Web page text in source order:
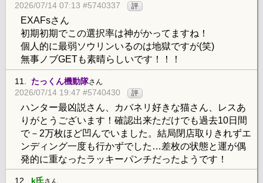
2026/07/14 07:13 #5740337 評
EXAFsさん
初期初期でこの選択率は神がかってますね！
個人的に最弱ソウリンいるのは地獄ですが(笑)
無事ノブGETも素晴らしいです！！！
11. たっくん機動隊さん
2026/07/14 19:47 #5740430 評
ハンター最凶説さん、カバネリ好きな猫さん、レスあ
りがとうございます！確認出来ただけでも過去10日間
で－2万枚ほど凹んでいました。結局閉店取りきれずエ
ンディング一度も行かずでした…差枚の状態と運が偶
発的に重なったラッキーパンチだったようです！
12. k氏さん